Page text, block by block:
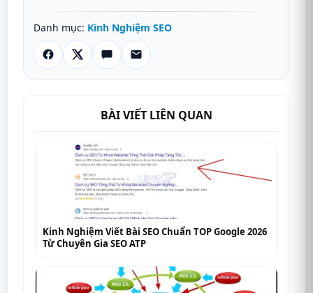
Danh mục: Kinh Nghiệm SEO
BÀI VIẾT LIÊN QUAN
Kinh Nghiệm Viết Bài SEO Chuẩn TOP Google 2026
Từ Chuyên Gia SEO ATP